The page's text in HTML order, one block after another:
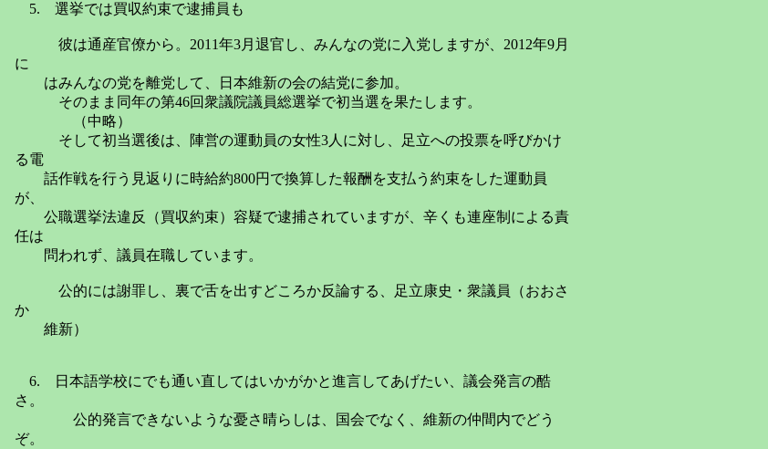
5. 選挙では買収約束で逮捕員も
彼は通産官僚から。2011年3月退官し、みんなの党に入党しますが、2012年9月
に
はみんなの党を離党して、日本維新の会の結党に参加。
そのまま同年の第46回衆議院議員総選挙で初当選を果たします。
（中略）
そして初当選後は、陣営の運動員の女性3人に対し、足立への投票を呼びかけ
る電
話作戦を行う見返りに時給約800円で換算した報酬を支払う約束をした運動員
が、
公職選挙法違反（買収約束）容疑で逮捕されていますが、辛くも連座制による責
任は
問われず、議員在職しています。
公的には謝罪し、裏で舌を出すどころか反論する、足立康史・衆議員（おおさ
か
維新）
6. 日本語学校にでも通い直してはいかがかと進言してあげたい、議会発言の酷
さ。
公的発言できないような憂さ晴らしは、国会でなく、維新の仲間内でどう
ぞ。